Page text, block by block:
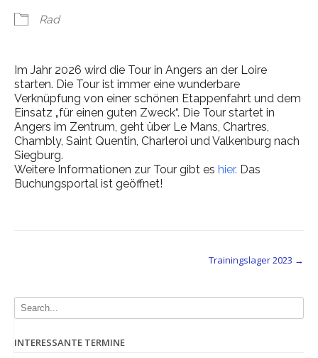
Rad
Im Jahr 2026 wird die Tour in Angers an der Loire
starten. Die Tour ist immer eine wunderbare
Verknüpfung von einer schönen Etappenfahrt und dem
Einsatz „für einen guten Zweck“. Die Tour startet in
Angers im Zentrum, geht über Le Mans, Chartres,
Chambly, Saint Quentin, Charleroi und Valkenburg nach
Siegburg.
Weitere Informationen zur Tour gibt es hier. Das
Buchungsportal ist geöffnet!
Trainingslager 2023 →
INTERESSANTE TERMINE